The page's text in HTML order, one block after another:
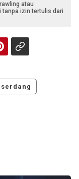
atau
tanpa izin tertulis dari